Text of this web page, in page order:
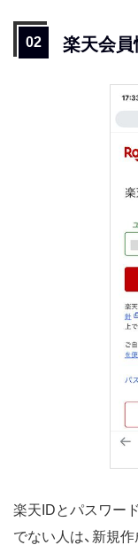
楽天会
楽天IDとパスワー
でない人は、新規